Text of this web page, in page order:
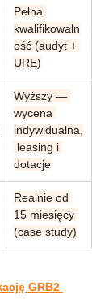
Pełna
kwalifikowaln
ość (audyt +
URE)
Wyższy —
wycena
indywidualna,
leasing i
dotacje
Realnie od
15 miesięcy
(case study)
GRB2